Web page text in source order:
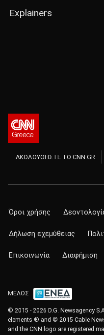
Explainers
ΑΚΟΛΟΥΘΗΣΤΕ ΤΟ CNN.GR
Όροι χρήσης
Δήλωση εχεμύθειας
Επικοινωνία Διαφήμιση
ΜΕΛΟΣ
© 2015 - 2026 D.G. Newsagency
elements ® and © 2015 Cable
and the CNN logo are registered